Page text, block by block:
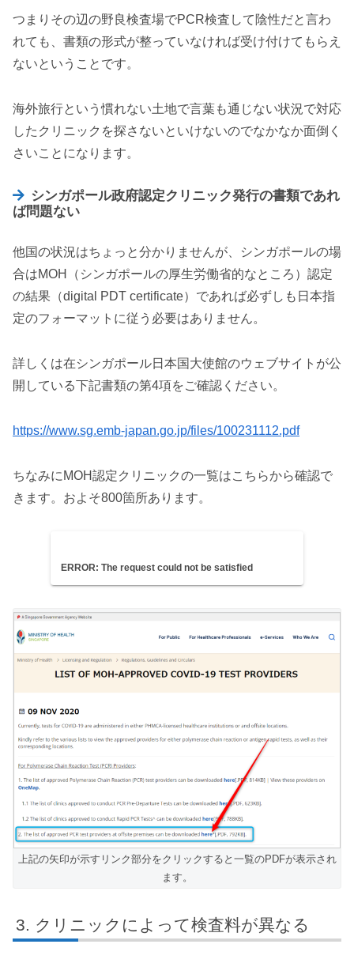
つまりその辺の野良検査場でPCR検査して陰性だと言わ
れても、書類の形式が整っていなければ受け付けてもらえ
ないということです。
海外旅行という慣れない土地で言葉も通じない状況で対応
したクリニックを探さないといけないのでなかなか面倒く
さいことになります。
シンガポール政府認定クリニック発行の書類であれ
ば問題ない
他国の状況はちょっと分かりませんが、シンガポールの場
合はMOH（シンガポールの厚生労働省的なところ）認定
の結果（digital PDT certificate）であれば必ずしも日本指
定のフォーマットに従う必要はありません。
詳しくは在シンガポール日本国大使館のウェブサイトが公
開している下記書類の第4項をご確認ください。
https://www.sg.emb-japan.go.jp/files/100231112.pdf
ちなみにMOH認定クリニックの一覧はこちらから確認で
きます。およそ800箇所あります。
ERROR: The request could not be satisfied
上記の矢印が示すリンク部分をクリックすると一覧のPDFが表示され
ます。
クリニックによって検査料が異なる